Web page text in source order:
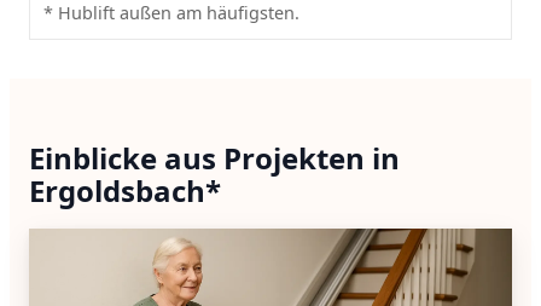
* Hublift außen am häufigsten.
Einblicke aus Projekten in
Ergoldsbach*